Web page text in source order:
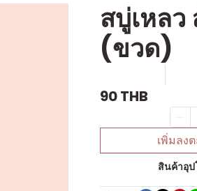
สบู่เหลว
(ขวด)
90 THB
เพิ่มลง
สินค้าอุ